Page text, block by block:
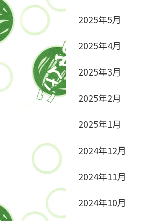
2025年5月
2025年4月
2025年3月
2025年2月
2025年1月
2024年12月
2024年11月
2024年10月